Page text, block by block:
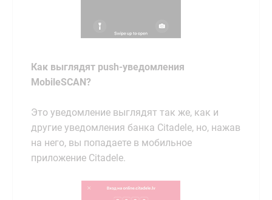
Как выглядят push-уведомления
MobileSCAN?
Это уведомление выглядят так же, как и
другие уведомления банка Citadele, но, нажав
на него, вы попадаете в мобильное
приложение Citadele.